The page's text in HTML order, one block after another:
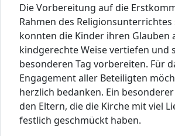
Die Vorbereitung auf die
Rahmen des
konnten die Kinder ihren Glauben
kindgerechte Weise vertiefen und
besonderen Tag vorbereiten. Für
Engagement aller Beteiligten
herzlich bedanken. Ein
den Eltern, die die Kirche mit viel
festlich geschmückt haben.